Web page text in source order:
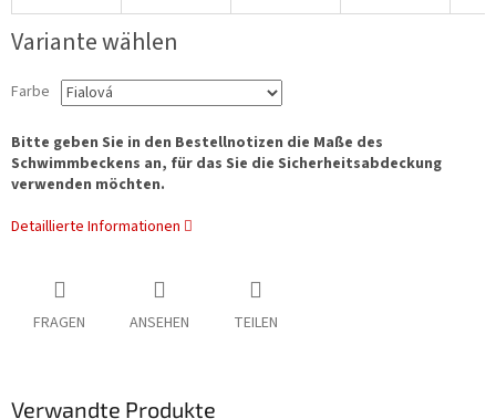
Variante wählen
Farbe
Bitte geben Sie in den Bestellnotizen die Maße des
Schwimmbeckens an, für das Sie die Sicherheitsabdeckung
verwenden möchten.
Detaillierte Informationen
FRAGEN ANSEHEN TEILEN
Verwandte Produkte